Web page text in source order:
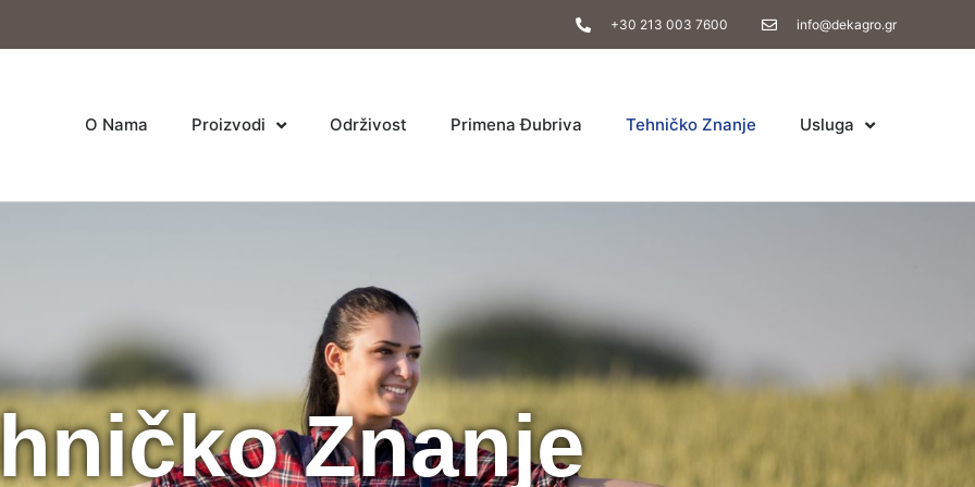
+30 213 003 7600 info@dekagro.gr
O Nama Proizvodi Održivost Primena Đubriva Tehničko Znanje Usluga
Znanje